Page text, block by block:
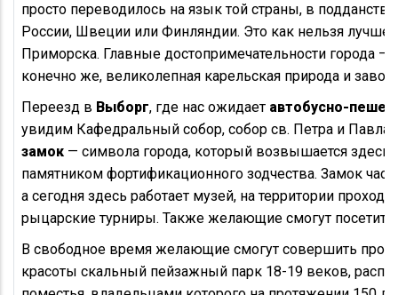
просто переводилось на язык той страны, в
России, Швеции или Финляндии. Это как нельзя лучше
Приморска. Главные достопримечательности города —
конечно же, великолепная карельская природа и
Переезд в Выборг, где нас ожидает автобусно-
увидим Кафедральный собор, собор св. Петра и
замок — символа города, который возвышается здесь
памятником фортификационного зодчества. Замок
а сегодня здесь работает музей, на территории
рыцарские турниры. Также желающие смогут посетить
В свободное время желающие смогут совершить
красоты скальный пейзажный парк 18-19 веков,